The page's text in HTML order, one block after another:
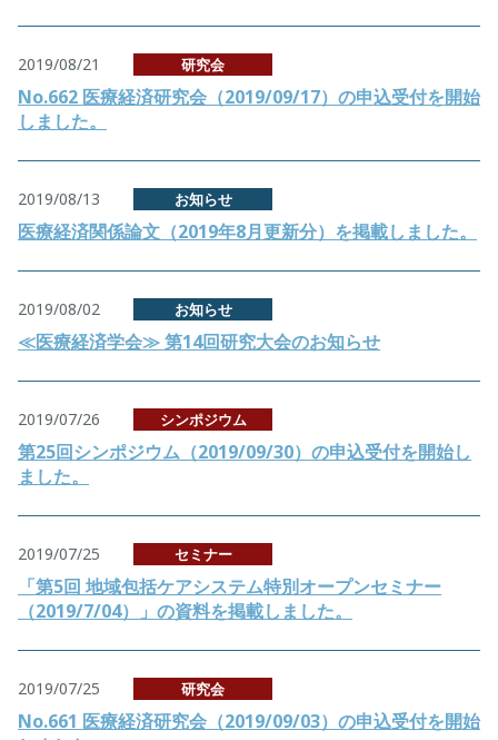
2019/08/21 研究会
No.662 医療経済研究会（2019/09/17）の申込受付を開始
しました。
2019/08/13 お知らせ
医療経済関係論文（2019年8月更新分）を掲載しました。
2019/08/02 お知らせ
≪医療経済学会≫ 第14回研究大会のお知らせ
2019/07/26 シンポジウム
第25回シンポジウム（2019/09/30）の申込受付を開始し
ました。
2019/07/25 セミナー
「第5回 地域包括ケアシステム特別オープンセミナー
（2019/7/04）」の資料を掲載しました。
2019/07/25 研究会
No.661 医療経済研究会（2019/09/03）の申込受付を開始